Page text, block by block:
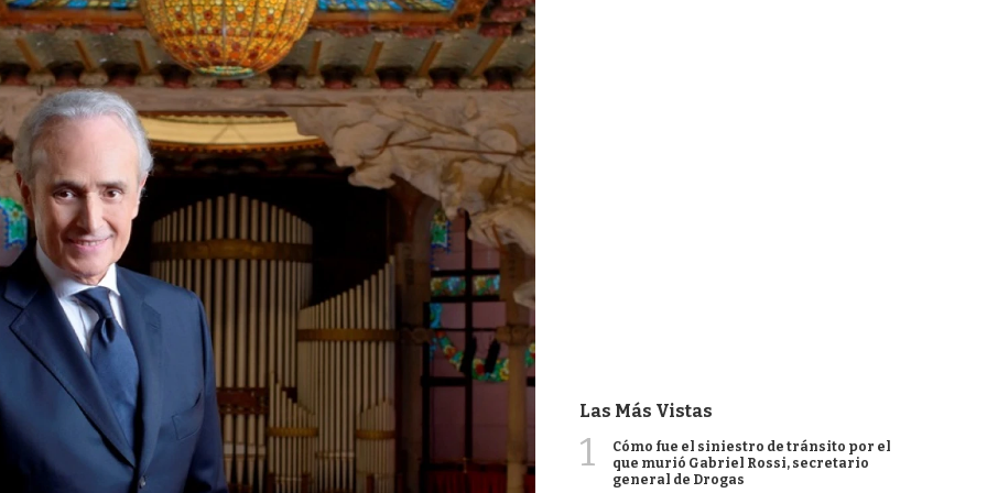
Las Más Vistas
1
Cómo fue el siniestro de tránsito por el
que murió Gabriel Rossi, secretario
general de Drogas